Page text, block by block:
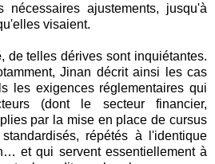
ajustements, jusqu'à
visaient.
, de telles dérives sont inquiétantes.
Jinan décrit ainsi les cas
les exigences réglementaires qui
(dont le secteur financier,
par la mise en place de cursus
répétés à l'identique
et qui servent essentiellement à